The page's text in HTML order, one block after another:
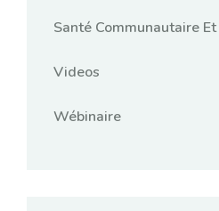
Santé Communautaire
Videos
Wébinaire